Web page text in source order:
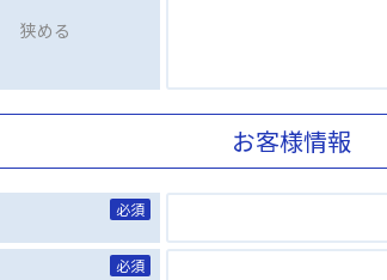
狭める
お客様情報
必須
必須